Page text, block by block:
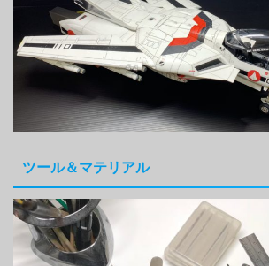
ツール＆マテリアル